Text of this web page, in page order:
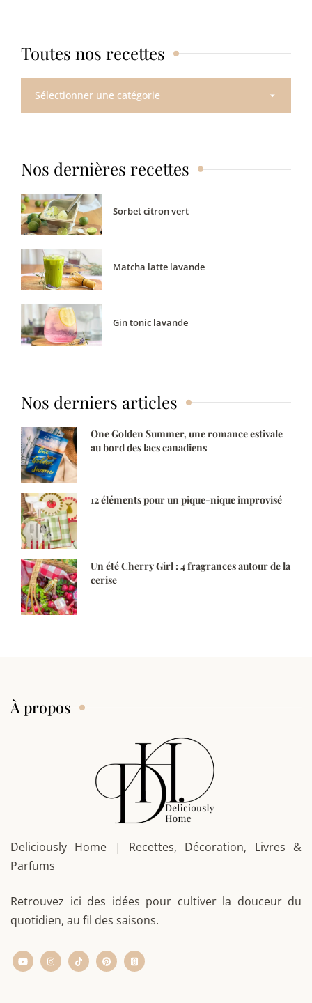
Toutes nos recettes
Toutes
Nos dernières recettes
Sorbet citron vert
Matcha latte lavande
Gin tonic lavande
Nos derniers articles
One Golden Summer, une romance estivale
au bord des lacs canadiens
12 éléments pour un pique-nique improvisé
Un été Cherry Girl : 4 fragrances autour de la
cerise
À propos
Deliciously Home | Recettes, Décoration, Livres &
Parfums
Retrouvez ici des idées pour cultiver la douceur du
quotidien, au fil des saisons.